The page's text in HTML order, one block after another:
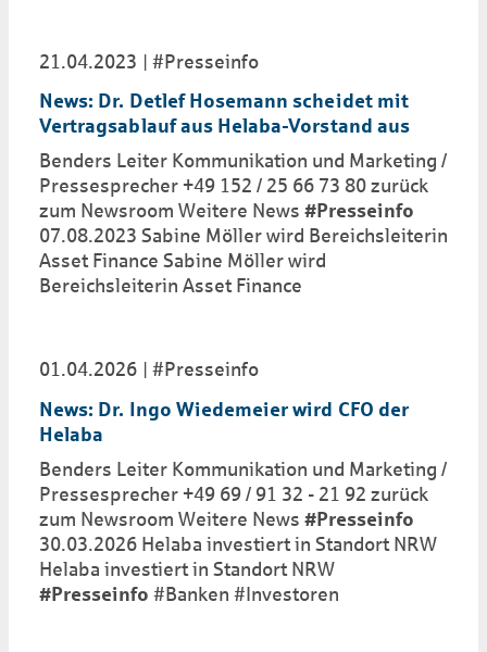
21.04.2023
#Presseinfo
News: Dr. Detlef Hosemann scheidet mit
Vertragsablauf aus Helaba-Vorstand aus
Benders Leiter Kommunikation und Marketing /
Pressesprecher +49 152 / 25 66 73 80 zurück
zum Newsroom Weitere News #Presseinfo
07.08.2023 Sabine Möller wird Bereichsleiterin
Asset Finance Sabine Möller wird
Bereichsleiterin Asset Finance
01.04.2026
#Presseinfo
News: Dr. Ingo Wiedemeier wird CFO der
Helaba
Benders Leiter Kommunikation und Marketing /
Pressesprecher +49 69 / 91 32 - 21 92 zurück
zum Newsroom Weitere News #Presseinfo
30.03.2026 Helaba investiert in Standort NRW
Helaba investiert in Standort NRW
#Presseinfo #Banken #Investoren